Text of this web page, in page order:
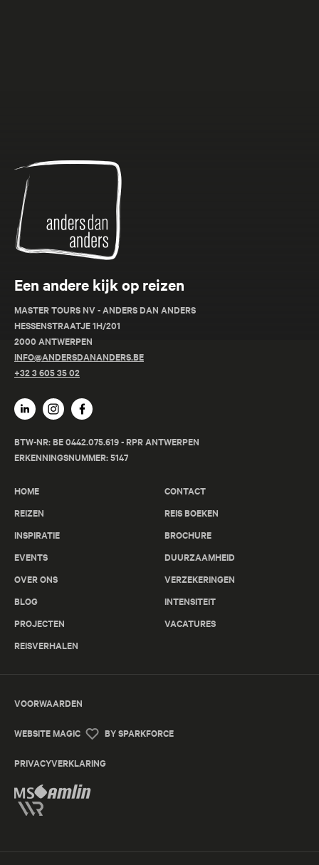
Anders
dan
Anders
Een andere kijk op reizen
MASTER TOURS NV - ANDERS DAN ANDERS
HESSENSTRAATJE 1H/201
2000 ANTWERPEN
INFO@ANDERSDANANDERS.BE
+32 3 605 35 02
BTW-NR: BE 0442.075.619 - RPR ANTWERPEN
ERKENNINGSNUMMER: 5147
HOME
REIZEN
INSPIRATIE
EVENTS
OVER ONS
BLOG
PROJECTEN
REISVERHALEN
CONTACT
REIS BOEKEN
BROCHURE
DUURZAAMHEID
VERZEKERINGEN
INTENSITEIT
VACATURES
VOORWAARDEN
WEBSITE MAGIC BY SPARKFORCE
PRIVACYVERKLARING